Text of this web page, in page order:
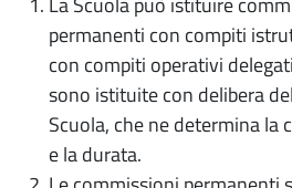
permanenti con compiti
con compiti operativi
sono istituite con delibera
Scuola, che ne determina la
e la durata.